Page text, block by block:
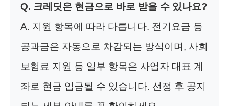
Q. 크레딧은 현금으로 바로 받을 수 있나요?
A. 지원 항목에 따라 다릅니다. 전기요금 등
공과금은 자동으로 차감되는 방식이며, 사회
보험료 지원 등 일부 항목은 사업자 대표 계
좌로 현금 입금될 수 있습니다. 선정 후 공지